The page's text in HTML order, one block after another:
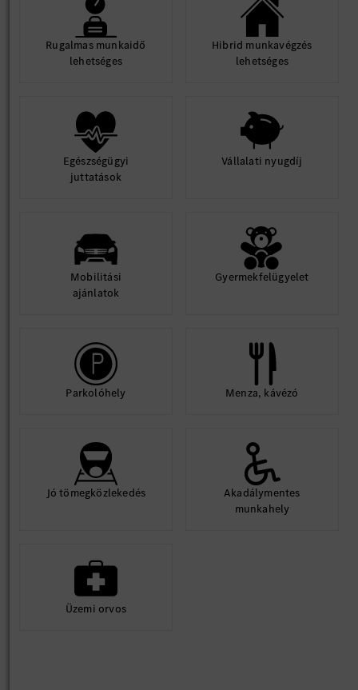
Rugalmas munkaidő
lehetséges
Hibrid munkavégzés
lehetséges
Egészségügyi
juttatások
Vállalati nyugdíj
Mobilitási
ajánlatok
Gyermekfelügyelet
Parkolóhely Menza, kávézó
Jó tömegközlekedés
Akadálymentes
munkahely
Üzemi orvos